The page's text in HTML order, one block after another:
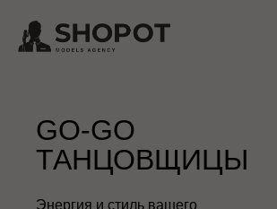
GO-GO
ТАНЦОВЩИЦЫ
Энергия и стиль вашего